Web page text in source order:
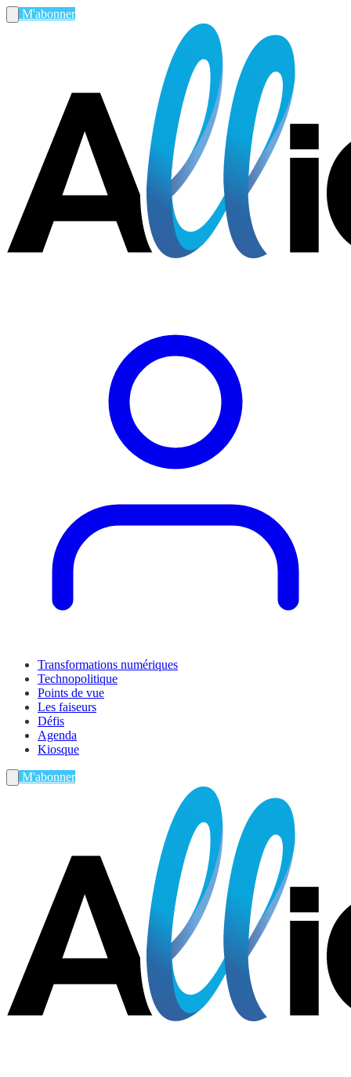
M'abonner
Transformations numériques
Technopolitique
Points de vue
Les faiseurs
Défis
Agenda
Kiosque
M'abonner